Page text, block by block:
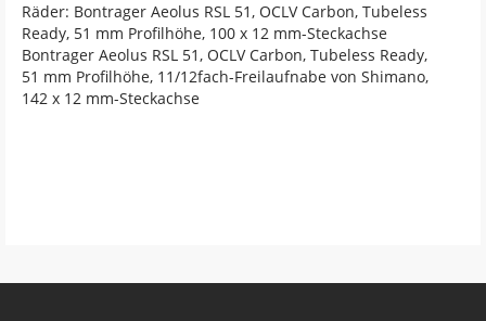
Räder: Bontrager Aeolus RSL 51, OCLV Carbon, Tubeless
Ready, 51 mm Profilhöhe, 100 x 12 mm-Steckachse
Bontrager Aeolus RSL 51, OCLV Carbon, Tubeless Ready,
51 mm Profilhöhe, 11/12fach-Freilaufnabe von Shimano,
142 x 12 mm-Steckachse